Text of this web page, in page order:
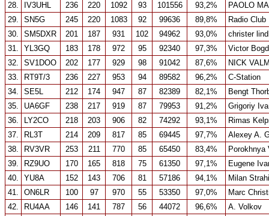
28.
IV3UHL 236 220 1092 93 101556 93,2%
PAOLO
29.
SN5G 245 220 1083 92 99636 89,8%
Radio
30.
SM5DXR 201 187 931 102 94962 93,0%
christer
31.
YL3GQ 183 178 972 95 92340 97,3%
Victor
32.
SV1DOO 202 177 929 98 91042 87,6%
NICK
33.
RT9T/3 236 227 953 94 89582 96,2%
C-Station
34.
SE5L 212 174 947 87 82389 82,1%
Bengt
35.
UA6GF 238 217 919 87 79953 91,2%
Grigoriy
36.
LY2CO 218 203 906 82 74292 93,1%
Rimas
37.
RL3T 214 209 817 85 69445 97,7%
Alexey A.
38.
RV3VR 253 211 770 85 65450 83,4%
Porokhnya
39.
RZ9UO 170 165 818 75 61350 97,1%
Eugene
40.
YU8A 152 143 706 81 57186 94,1%
Milan
41.
ON6LR 100 97 970 55 53350 97,0%
Marc
42.
RU4AA 146 141 787 56 44072 96,6%
A. Volkov